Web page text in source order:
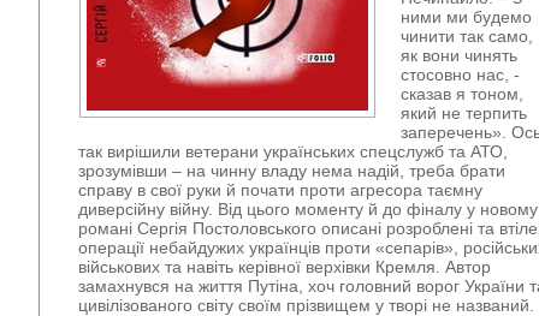
ними ми будемо
чинити так само,
як вони чинять
стосовно нас, -
сказав я тоном,
який не терпить
заперечень».
так вирішили ветерани українських спецслужб та АТО,
зрозумівши – на чинну владу нема надій, треба брати
справу в свої руки й почати проти агресора таємну
диверсійну війну. Від цього моменту й до фіналу у новому
романі Сергія Постоловського описані розроблені та
операції небайдужих українців проти «сепарів»,
військових та навіть керівної верхівки Кремля. Автор
замахнувся на життя Путіна, хоч головний ворог України
цивілізованого світу своїм прізвищем у творі не названий.